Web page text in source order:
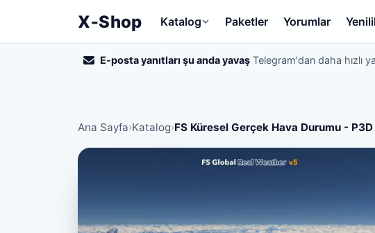
X‑Shop Katalog Paketler Yorumlar
E-posta yanıtları şu anda yavaş Telegram'dan daha hızlı
Ana Sayfa›Katalog›FS Küresel Gerçek Hava Durumu -